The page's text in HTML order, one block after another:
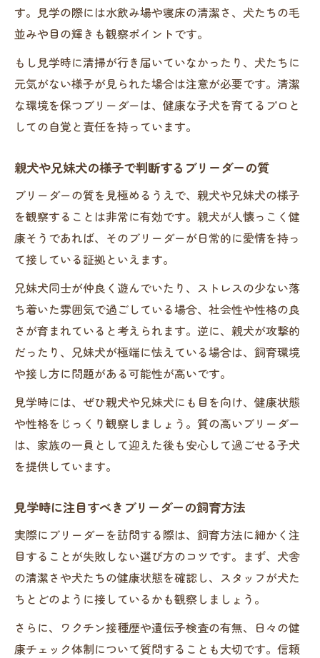
す。見学の際には水飲み場や寝床の清潔さ、犬たちの毛
並みや目の輝きも観察ポイントです。
もし見学時に清掃が行き届いていなかったり、犬たちに
元気がない様子が見られた場合は注意が必要です。清潔
な環境を保つブリーダーは、健康な子犬を育てるプロと
しての自覚と責任を持っています。
親犬や兄妹犬の様子で判断するブリーダーの質
ブリーダーの質を見極めるうえで、親犬や兄妹犬の様子
を観察することは非常に有効です。親犬が人懐っこく健
康そうであれば、そのブリーダーが日常的に愛情を持っ
て接している証拠といえます。
兄妹犬同士が仲良く遊んでいたり、ストレスの少ない落
ち着いた雰囲気で過ごしている場合、社会性や性格の良
さが育まれていると考えられます。逆に、親犬が攻撃的
だったり、兄妹犬が極端に怯えている場合は、飼育環境
や接し方に問題がある可能性が高いです。
見学時には、ぜひ親犬や兄妹犬にも目を向け、健康状態
や性格をじっくり観察しましょう。質の高いブリーダー
は、家族の一員として迎えた後も安心して過ごせる子犬
を提供しています。
見学時に注目すべきブリーダーの飼育方法
実際にブリーダーを訪問する際は、飼育方法に細かく注
目することが失敗しない選び方のコツです。まず、犬舎
の清潔さや犬たちの健康状態を確認し、スタッフが犬た
ちとどのように接しているかも観察しましょう。
さらに、ワクチン接種歴や遺伝子検査の有無、日々の健
康チェック体制について質問することも大切です。信頼